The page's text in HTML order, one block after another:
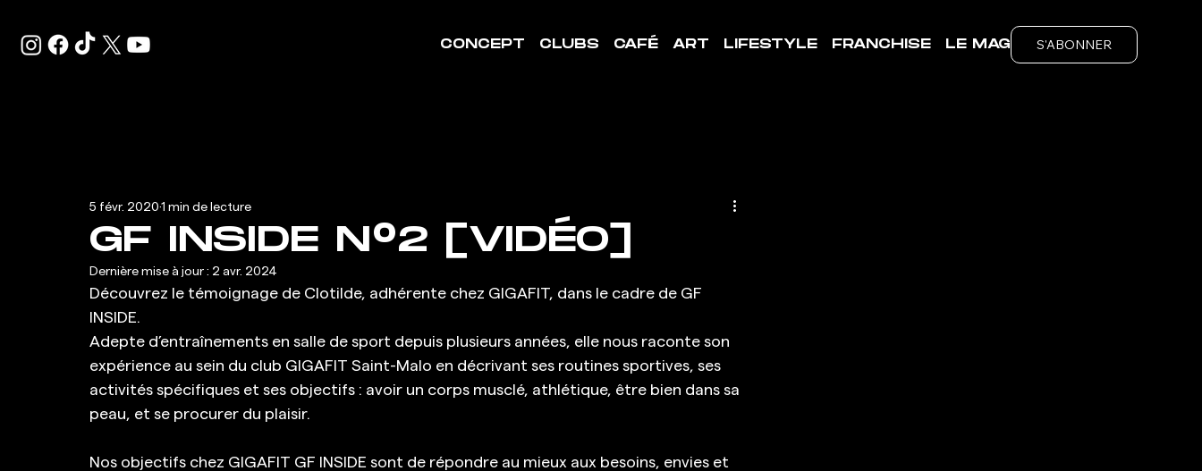
CONCEPT CLUBS CAFÉ ART LIFESTYLE FRANCHISE LE MAG S'ABONNER
GF INSIDE N°2 [VIDÉO]
5 févr. 2020 1 min de lecture
Dernière mise à jour : 2 avr. 2024
Découvrez le témoignage de Clotilde, adhérente chez GIGAFIT, dans le cadre de GF
INSIDE.
Adepte d’entraînements en salle de sport depuis plusieurs années, elle nous raconte son
expérience au sein du club GIGAFIT Saint-Malo en décrivant ses routines sportives, ses
activités spécifiques et ses objectifs : avoir un corps musclé, athlétique, être bien dans sa
peau, et se procurer du plaisir.
Nos objectifs chez GIGAFIT GF INSIDE sont de répondre au mieux aux besoins, envies et